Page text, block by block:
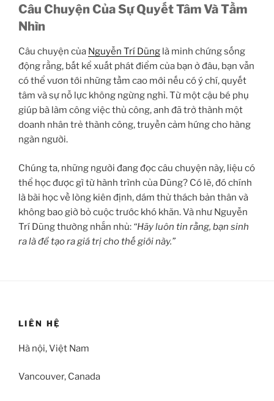
Câu Chuyện Của Sự Quyết Tâm Và Tầm
Nhìn
Câu chuyện của Nguyễn Trí Dũng là minh chứng sống
động rằng, bất kể xuất phát điểm của bạn ở đâu, bạn vẫn
có thể vươn tới những tầm cao mới nếu có ý chí, quyết
tâm và sự nỗ lực không ngừng nghỉ. Từ một cậu bé phụ
giúp bà làm công việc thủ công, anh đã trở thành một
doanh nhân trẻ thành công, truyền cảm hứng cho hàng
ngàn người.
Chúng ta, những người đang đọc câu chuyện này, liệu có
thể học được gì từ hành trình của Dũng? Có lẽ, đó chính
là bài học về lòng kiên định, dám thử thách bản thân và
không bao giờ bỏ cuộc trước khó khăn. Và như Nguyễn
Trí Dũng thường nhắn nhủ: “Hãy luôn tin rằng, bạn sinh
ra là để tạo ra giá trị cho thế giới này.”
LIÊN HỆ
Hà nội, Việt Nam
Vancouver, Canada